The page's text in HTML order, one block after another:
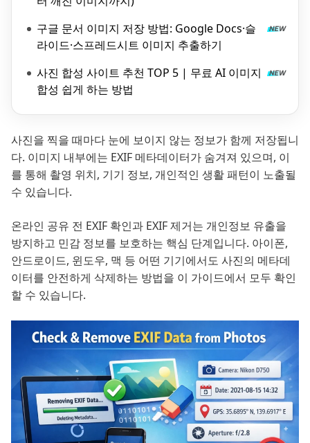
구글 문서 이미지 저장 방법: Google Docs·슬
라이드·스프레드시트 이미지 추출하기
사진 합성 사이트 추천 TOP 5 | 무료 AI 이미지
합성 쉽게 하는 방법
사진을 찍을 때마다 눈에 보이지 않는 정보가 함께 저장됩니
다. 이미지 내부에는 EXIF 메타데이터가 숨겨져 있으며, 이
를 통해 촬영 위치, 기기 정보, 개인적인 생활 패턴이 노출될
수 있습니다.
온라인 공유 전 EXIF 확인과 EXIF 제거는 개인정보 유출을
방지하고 민감 정보를 보호하는 핵심 단계입니다. 아이폰,
안드로이드, 윈도우, 맥 등 어떤 기기에서도 사진의 메타데
이터를 안전하게 삭제하는 방법을 이 가이드에서 모두 확인
할 수 있습니다.